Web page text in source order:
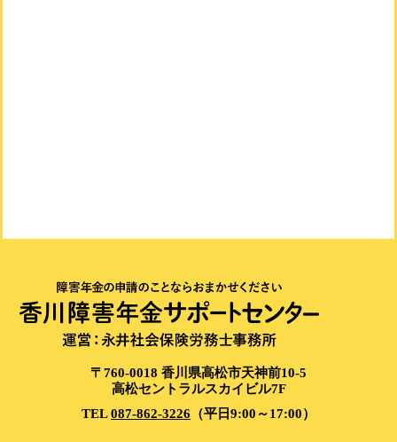
〒760-0018 香川県高松市天神前10-5
高松セントラルスカイビル7F
TEL087-862-3226 （平日9:00～17:00）